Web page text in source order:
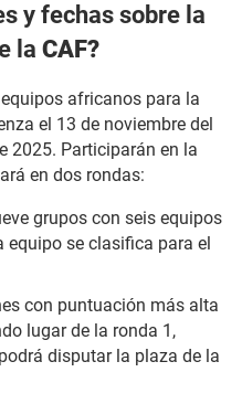
y fechas sobre la
la CAF?
africanos para la
el 13 de noviembre del
2025. Participarán en la
en dos rondas:
grupos con seis equipos
se clasifica para el
con puntuación más alta
lugar de la ronda 1,
disputar la plaza de la